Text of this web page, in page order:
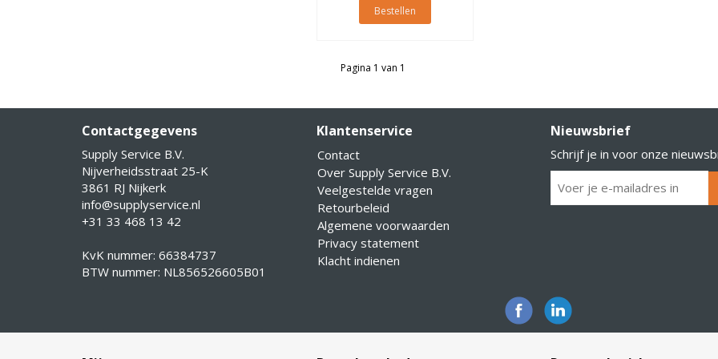
Bestellen
Pagina 1 van 1
Contactgegevens
Supply Service B.V.
Nijverheidsstraat 25-K
3861 RJ Nijkerk
info@supplyservice.nl
+31 33 468 13 42
KvK nummer: 66384737
BTW nummer: NL856526605B01
Klantenservice
Contact
Over Supply Service B.V.
Veelgestelde vragen
Retourbeleid
Algemene voorwaarden
Privacy statement
Klacht indienen
Nieuwsbrief
Schrijf je in voor onze